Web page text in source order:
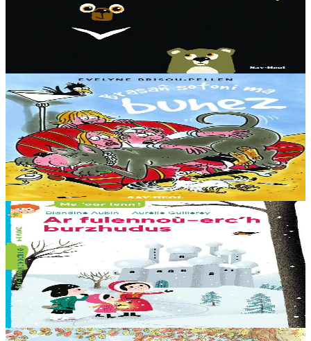
Marley, c'est le grand, et Bob le petit. Nos deux ours mal dégrossis
sont de retour. Cette fois, il a peur de la nuit. Que va bien pouvoir
faire Marley pour le rassurer ?...
Sav-heol
La plus grosse bêtise
S’appeler Hilaire et être surnommé Pupuce, c’est agaçant ! Ne pas
avoir le droit de sortir quand on veut, c’est frustrant. Être grondé
parce qu’on est un peu...
En stock7,00 €
6 ans et plus
Sav-heol
Les flocons magiques
La reine des Neiges confie à ses trois enfants, Olga, Ingrid et Hans,
une mission de la plus haute importance : ils doivent remettre un
étrange coffret au père Noël....
En stock 7,00 €
5 ans et plus